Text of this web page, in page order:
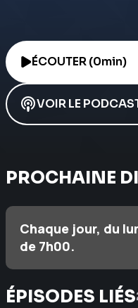
ÉCOUTER (0min)
VOIR LE
PROCHAINE
Chaque jour, du
de 7h00.
ÉPISODES LIÉS